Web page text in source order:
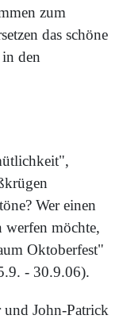
zum
das schöne
den
Wer einen
werfen möchte,
Oktoberfest"
- 30.9.06).
und John-Patrick